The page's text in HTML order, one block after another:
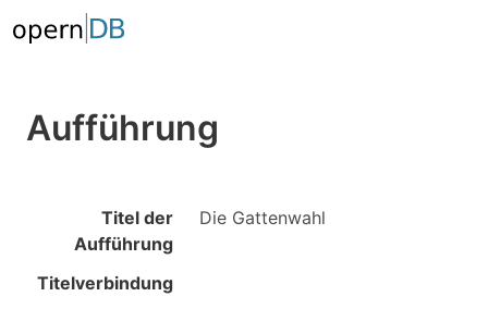
Aufführung
Titel der
Aufführung
Die Gattenwahl
Titelverbindung